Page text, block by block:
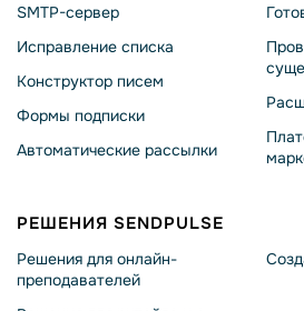
SMTP-сервер
Исправление списка
Конструктор писем
Формы подписки
Автоматические рассылки
РЕШЕНИЯ SENDPULSE
Решения для онлайн-
преподавателей